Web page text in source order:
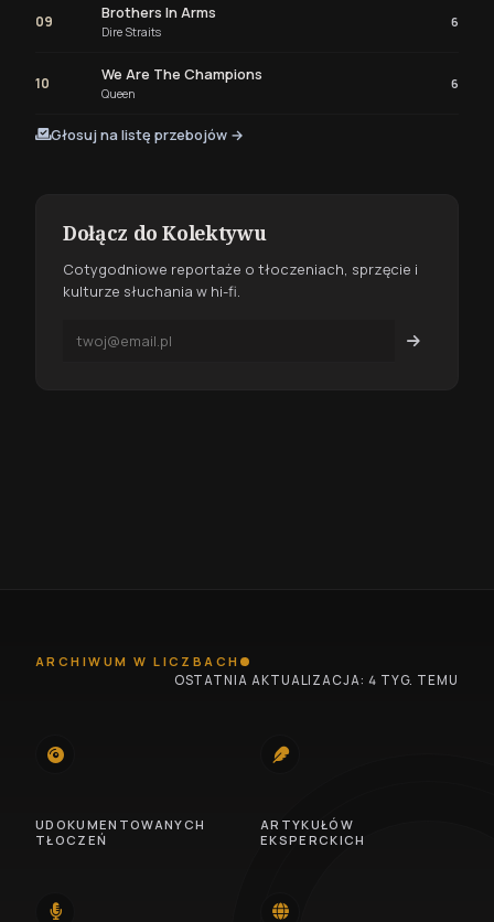
09 Brothers In Arms
Dire Straits
6
10 We Are The Champions
Queen
6
Głosuj na listę przebojów →
Dołącz do Kolektywu
Cotygodniowe reportaże o tłoczeniach, sprzęcie i
kulturze słuchania w hi-fi.
ARCHIWUM W LICZBACH
OSTATNIA AKTUALIZACJA: 4 TYG. TEMU
UDOKUMENTOWANYCH
TŁOCZEŃ
ARTYKUŁÓW
EKSPERCKICH